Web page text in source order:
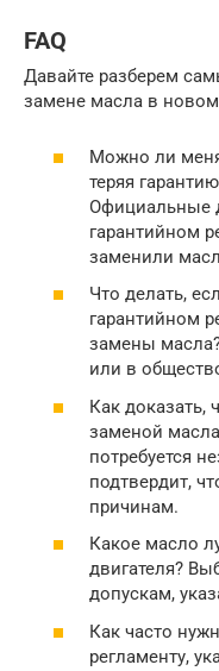
FAQ
Давайте разберем
замене масла в
Можно ли
теряя
Официальные
гарантийном
заменили
Что делать,
гарантийном
замены
или в
Как доказать,
заменой
потребуется
подтвердит,
причинам.
Какое масло
двигателя?
допускам,
Как часто
регламенту,